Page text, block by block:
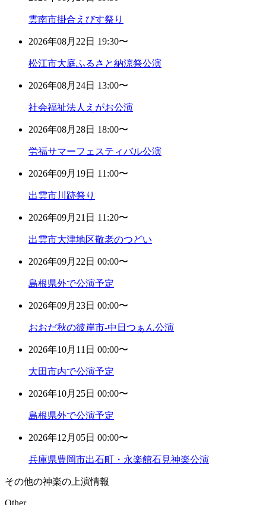
雲南市掛合えびす祭り
2026年08月22日 19:30〜
松江市大庭ふるさと納涼祭公演
2026年08月24日 13:00〜
社会福祉法人えがお公演
2026年08月28日 18:00〜
労福サマーフェスティバル公演
2026年09月19日 11:00〜
出雲市川跡祭り
2026年09月21日 11:20〜
出雲市大津地区敬老のつどい
2026年09月22日 00:00〜
島根県外で公演予定
2026年09月23日 00:00〜
おおだ秋の彼岸市-中日つぁん公演
2026年10月11日 00:00〜
大田市内で公演予定
2026年10月25日 00:00〜
島根県外で公演予定
2026年12月05日 00:00〜
兵庫県豊岡市出石町・永楽館石見神楽公演
その他の神楽の上演情報
Other